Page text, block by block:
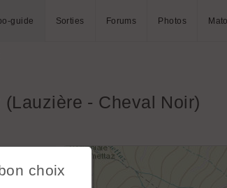
guide Sorties Forums Photos
- Cheval Noir)
choix